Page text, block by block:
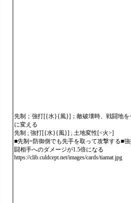
先制；強打[{水}{風}]；敵破壊時、戦闘地を
に変える
先制 ; 強打[{水}{風}] ; 土地変性[<火>]
■先制=防御側でも先手を取って攻撃する■
闘相手へのダメージが1.5倍になる
https://clib.culdcept.net/images/cards/tiamat.jpg